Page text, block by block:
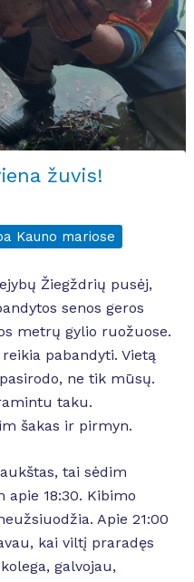
žuvis!
Kauno mariose
Žiegždrių pusėj,
senos geros
metrų gylio ruožuose.
pabandyti. Vietą
ne tik mūsų.
taku.
šakas ir pirmyn.
tai sėdim
apie 18:30. Kibimo
Apie 21:00
kai viltį praradęs
galvojau,